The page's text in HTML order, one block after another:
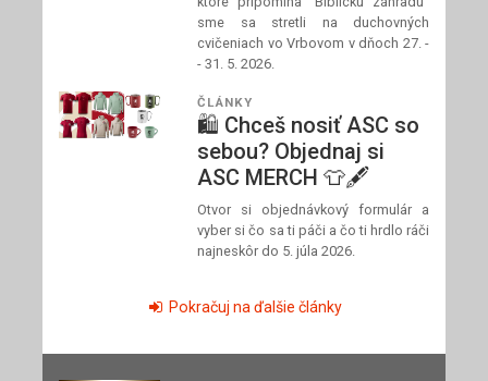
sme sa stretli na duchovných
cvičeniach vo Vrbovom v dňoch 27. -
- 31. 5. 2026.
ČLÁNKY
🛍️ Chceš nosiť ASC so
sebou? Objednaj si
ASC MERCH 👕🖋️
Otvor si objednávkový formulár a
vyber si čo sa ti páči a čo ti hrdlo ráči
najneskôr do 5. júla 2026.
Pokračuj na ďalšie články